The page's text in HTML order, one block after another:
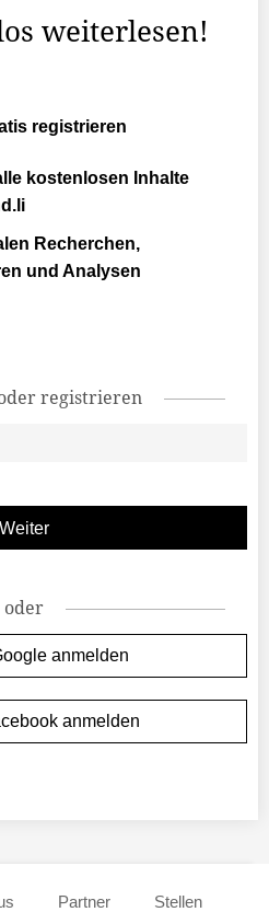
weiterlesen!
registrieren
kostenlosen Inhalte
Recherchen,
und Analysen
registrieren
oder
anmelden
anmelden
Partner Stellen